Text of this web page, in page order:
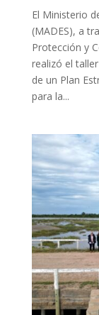
El Ministerio
(MADES), a
Protección y
realizó el
de un Plan
para la...